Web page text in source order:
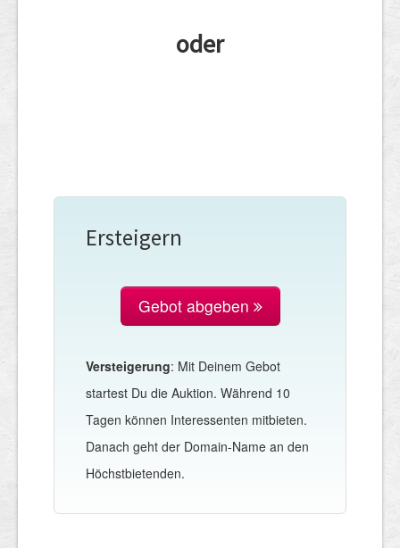
oder
Ersteigern
Gebot abgeben
Versteigerung: Mit Deinem Gebot
startest Du die Auktion. Während 10
Tagen können Interessenten mitbieten.
Danach geht der Domain-Name an den
Höchstbietenden.